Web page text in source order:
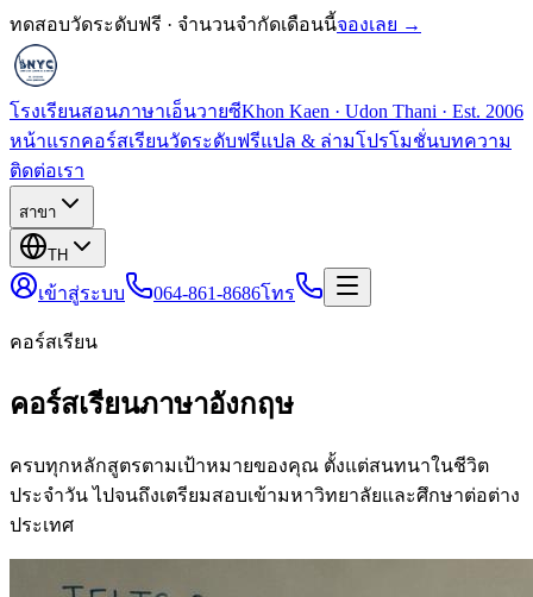
ทดสอบวัดระดับฟรี · จำนวนจำกัดเดือนนี้จองเลย →
โรงเรียนสอนภาษาเอ็นวายซีKhon Kaen · Udon Thani · Est. 2006
หน้าแรกคอร์สเรียนวัดระดับฟรีแปล & ล่ามโปรโมชั่นบทความ
ติดต่อเรา
สาขา
TH
เข้าสู่ระบบ 064-861-8686โทร
คอร์สเรียน
คอร์สเรียนภาษาอังกฤษ
ครบทุกหลักสูตรตามเป้าหมายของคุณ ตั้งแต่สนทนาในชีวิต
ประจำวัน ไปจนถึงเตรียมสอบเข้ามหาวิทยาลัยและศึกษาต่อต่าง
ประเทศ